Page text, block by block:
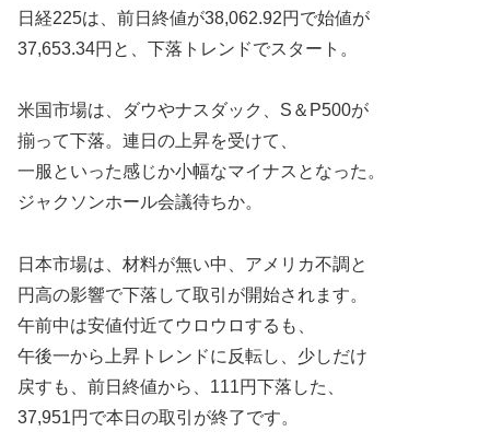
日経225は、前日終値が38,062.92円で始値が
37,653.34円と、下落トレンドでスタート。
米国市場は、ダウやナスダック、S＆P500が
揃って下落。連日の上昇を受けて、
一服といった感じか小幅なマイナスとなった。
ジャクソンホール会議待ちか。
日本市場は、材料が無い中、アメリカ不調と
円高の影響で下落して取引が開始されます。
午前中は安値付近てウロウロするも、
午後一から上昇トレンドに反転し、少しだけ
戻すも、前日終値から、111円下落した、
37,951円で本日の取引が終了です。